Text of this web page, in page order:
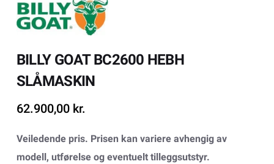
BILLY GOAT BC2600 HEBH
SLÅMASKIN
62.900,00kr.
Veiledende pris. Prisen kan variere avhengig av
modell, utførelse og eventuelt tilleggsutstyr.